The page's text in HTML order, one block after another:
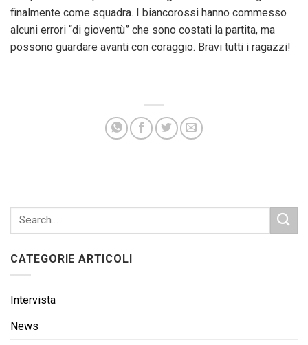
finalmente come squadra. I biancorossi hanno commesso
alcuni errori “di gioventù” che sono costati la partita, ma
possono guardare avanti con coraggio. Bravi tutti i ragazzi!
CATEGORIE ARTICOLI
Intervista
News